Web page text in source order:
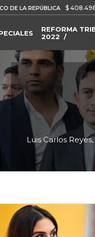
$ 408.498,97 +$
REFORMA
2022
Luis Carlos